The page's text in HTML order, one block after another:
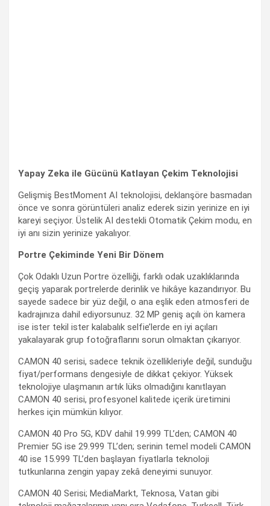
Yapay Zeka ile Gücünü Katlayan Çekim Teknolojisi
Gelişmiş BestMoment AI teknolojisi, deklanşöre basmadan
önce ve sonra görüntüleri analiz ederek sizin yerinize en iyi
kareyi seçiyor. Üstelik AI destekli Otomatik Çekim modu, en
iyi anı sizin yerinize yakalıyor.
Portre Çekiminde Yeni Bir Dönem
Çok Odaklı Uzun Portre özelliği, farklı odak uzaklıklarında
geçiş yaparak portrelerde derinlik ve hikâye kazandırıyor. Bu
sayede sadece bir yüz değil, o ana eşlik eden atmosferi de
kadrajınıza dahil ediyorsunuz. 32 MP geniş açılı ön kamera
ise ister tekil ister kalabalık selfie’lerde en iyi açıları
yakalayarak grup fotoğraflarını sorun olmaktan çıkarıyor.
CAMON 40 serisi, sadece teknik özellikleriyle değil, sunduğu
fiyat/performans dengesiyle de dikkat çekiyor. Yüksek
teknolojiye ulaşmanın artık lüks olmadığını kanıtlayan
CAMON 40 serisi, profesyonel kalitede içerik üretimini
herkes için mümkün kılıyor.
CAMON 40 Pro 5G, KDV dahil 19.999 TL’den; CAMON 40
Premier 5G ise 29.999 TL’den; serinin temel modeli CAMON
40 ise 15.999 TL’den başlayan fiyatlarla teknoloji
tutkunlarına zengin yapay zekâ deneyimi sunuyor.
CAMON 40 Serisi; MediaMarkt, Teknosa, Vatan gibi